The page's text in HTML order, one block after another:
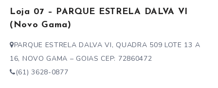
Loja 07 – PARQUE ESTRELA DALVA VI
(Novo Gama)
PARQUE ESTRELA DALVA VI, QUADRA 509 LOTE 13 A
16, NOVO GAMA – GOIAS CEP: 72860472
(61) 3628-0877